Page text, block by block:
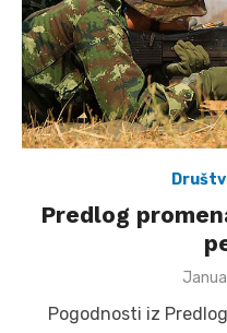
Predlog
Pogodnosti iz